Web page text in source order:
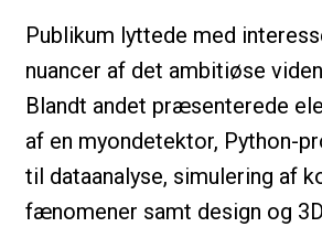
Publikum lyttede med
nuancer af det ambitiøse
Blandt andet præsenterede
af en myondetektor, Python-
til dataanalyse, simulering af
fænomener samt design og